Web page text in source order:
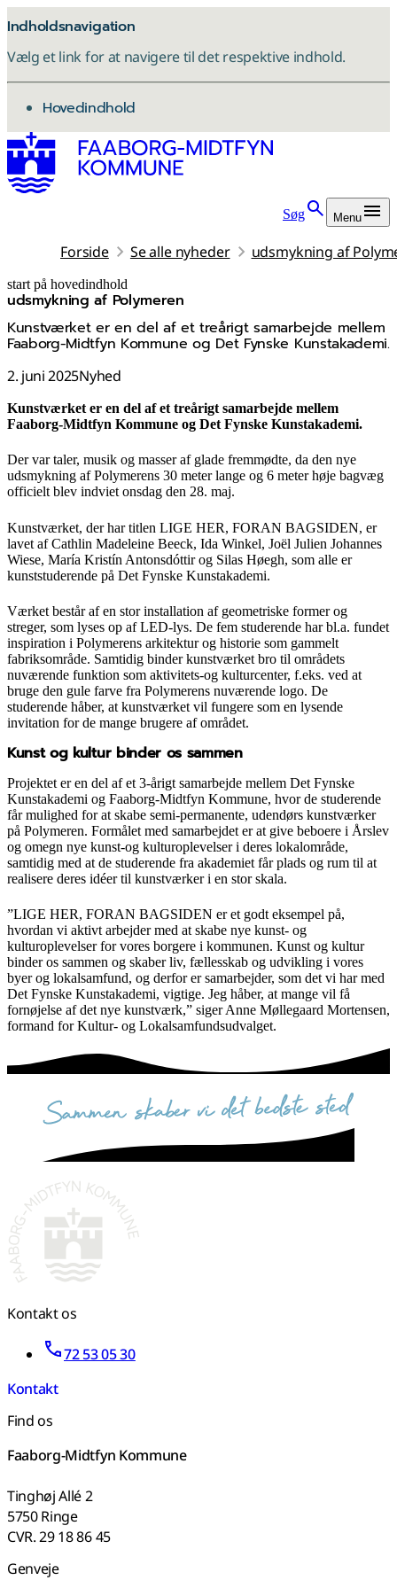
Indholdsnavigation
Vælg et link for at navigere til det respektive indhold.
gå til
Hovedindhold
Søg Menu
Forside Se alle nyheder udsmykning af
start på hovedindhold
udsmykning af Polymeren
Kunstværket er en del af et treårigt samarbejde mellem
Faaborg-Midtfyn Kommune og Det Fynske Kunstakademi.
2. juni 2025Nyhed
senest opdateret 3. november 2025
Kunstværket er en del af et treårigt samarbejde mellem
Faaborg-Midtfyn Kommune og Det Fynske Kunstakademi.
Der var taler, musik og masser af glade fremmødte, da den nye
udsmykning af Polymerens 30 meter lange og 6 meter høje bagvæg
officielt blev indviet onsdag den 28. maj.
Kunstværket, der har titlen LIGE HER, FORAN BAGSIDEN, er
lavet af Cathlin Madeleine Beeck, Ida Winkel, Joël Julien Johannes
Wiese, María Kristín Antonsdóttir og Silas Høegh, som alle er
kunststuderende på Det Fynske Kunstakademi.
Værket består af en stor installation af geometriske former og
streger, som lyses op af LED-lys. De fem studerende har bl.a. fundet
inspiration i Polymerens arkitektur og historie som gammelt
fabriksområde. Samtidig binder kunstværket bro til områdets
nuværende funktion som aktivitets-og kulturcenter, f.eks. ved at
bruge den gule farve fra Polymerens nuværende logo. De
studerende håber, at kunstværket vil fungere som en lysende
invitation for de mange brugere af området.
Kunst og kultur binder os sammen
Projektet er en del af et 3-årigt samarbejde mellem Det Fynske
Kunstakademi og Faaborg-Midtfyn Kommune, hvor de studerende
får mulighed for at skabe semi-permanente, udendørs kunstværker
på Polymeren. Formålet med samarbejdet er at give beboere i Årslev
og omegn nye kunst-og kulturoplevelser i deres lokalområde,
samtidig med at de studerende fra akademiet får plads og rum til at
realisere deres idéer til kunstværker i en stor skala.
”LIGE HER, FORAN BAGSIDEN er et godt eksempel på,
hvordan vi aktivt arbejder med at skabe nye kunst- og
kulturoplevelser for vores borgere i kommunen. Kunst og kultur
binder os sammen og skaber liv, fællesskab og udvikling i vores
byer og lokalsamfund, og derfor er samarbejder, som det vi har med
Det Fynske Kunstakademi, vigtige. Jeg håber, at mange vil få
fornøjelse af det nye kunstværk,” siger Anne Møllegaard Mortensen,
formand for Kultur- og Lokalsamfundsudvalget.
sammen skaber vi det bedste sted
Kontakt os
72 53 05 30
Kontakt
Find os
Faaborg-Midtfyn Kommune
Tinghøj Allé 2
5750 Ringe
CVR. 29 18 86 45
Genveje